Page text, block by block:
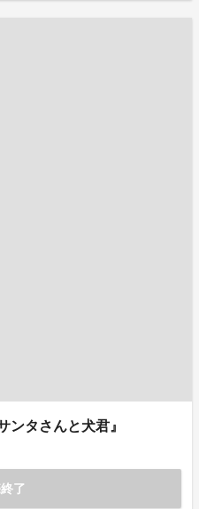
タさんと犬君』
了